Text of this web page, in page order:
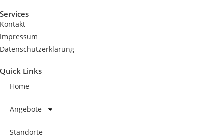
Services
Kontakt
Impressum
Datenschutzerklärung
Quick Links
Home
Angebote
Standorte